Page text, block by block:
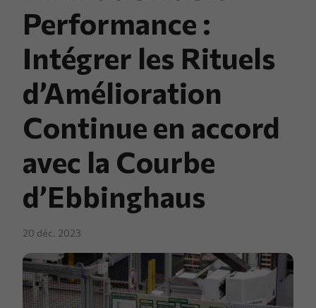
Performance :
Intégrer les Rituels
d’Amélioration
Continue en accord
avec la Courbe
d’Ebbinghaus
20 déc. 2023